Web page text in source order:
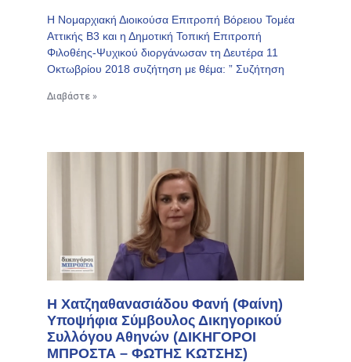
Η Νομαρχιακή Διοικούσα Επιτροπή Βόρειου Τομέα
Αττικής Β3 και η Δημοτική Τοπική Επιτροπή
Φιλοθέης-Ψυχικού διοργάνωσαν τη Δευτέρα 11
Οκτωβρίου 2018 συζήτηση με θέμα: ” Συζήτηση
Διαβάστε »
H Χατζηαθανασιάδου Φανή (Φαίνη)
Υποψήφια Σύμβουλος Δικηγορικού
Συλλόγου Αθηνών (ΔΙΚΗΓΟΡΟΙ
ΜΠΡΟΣΤΑ – ΦΩΤΗΣ ΚΩΤΣΗΣ)